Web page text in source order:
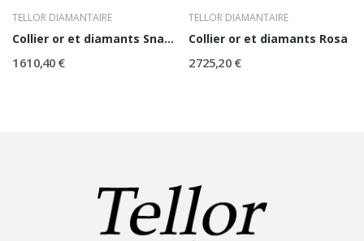
TELLOR DIAMANTAIRE
Collier or et diamants Snake
1 610,40 €
TELLOR DIAMANTAIRE
Collier or et diamants Rosa
2 725,20 €